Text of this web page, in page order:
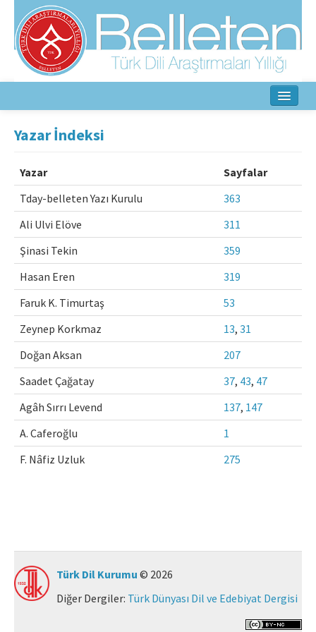
Amaç ve Kapsam
Yayın Kurulu
Yazarlar İçin
Etik İlkeler
İletişim
Makale Gönder
ISSN: 0564-5050 · e-ISSN: 2651-5113
Yazar İndeksi
Yazar
Sayfalar
Tday-belleten Yazı Kurulu
363
Ali Ulvi Elöve
311
Şinasi Tekin
359
Hasan Eren
319
Faruk K. Timurtaş
53
Zeynep Korkmaz
13, 31
Doğan Aksan
207
Saadet Çağatay
37, 43, 47
Agâh Sırrı Levend
137, 147
A. Caferoğlu
1
F. Nâfiz Uzluk
275
Türk Dil Kurumu © 2026
Diğer Dergiler: Türk Dünyası Dil ve Edebiyat Dergisi